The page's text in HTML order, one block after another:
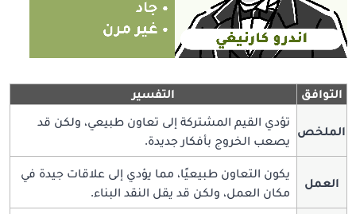
التوافق التفسير
الملخص
تؤدي القيم المشتركة إلى تعاون طبيعي، ولكن قد
يصعب الخروج بأفكار جديدة.
العمل
يكون التعاون طبيعيًا، مما يؤدي إلى علاقات جيدة في
مكان العمل، ولكن قد يقل النقد البناء.